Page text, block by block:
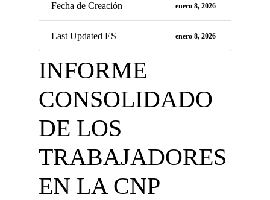
Fecha de Creación enero 8, 2026
Last Updated ES enero 8, 2026
INFORME
CONSOLIDADO
DE LOS
TRABAJADORES
EN LA CNP